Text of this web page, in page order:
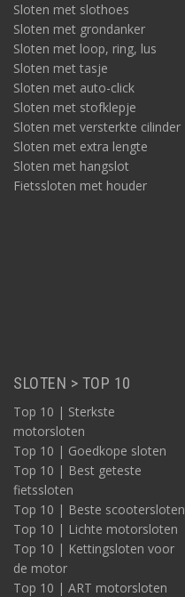
Sloten met slothoes
Sloten met grondanker
Sloten met loop, ring, lus
Sloten met tasje
Sloten met auto-click
Sloten met stofklepje
Sloten met versterkte cilinder
Sloten met extra lengte
Sloten met hangslot
Fietssloten met houder
SLOTEN > TOP 10
Top 10 | Sterkste
motorsloten
Top 10 | Goedkope sloten
Top 10 | Best geteste
fietssloten
Top 10 | Beste scootersloten
Top 10 | Lichte motorsloten
Top 10 | Kettingsloten voor
de motor
Top 10 | ART motorsloten